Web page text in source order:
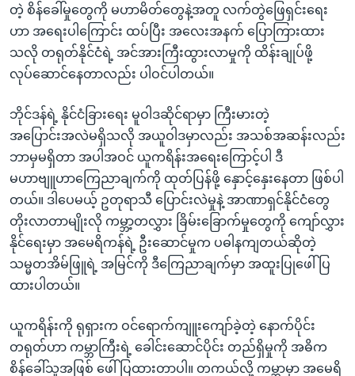
ရန်တဲ့ စိန်ခေါ်မှုတွေကို မဟာမိတ်တွေနဲ့အတူ လက်တွဲဖြေရှင်းရေး
ဟာ အရေးပါကြောင်း ထပ်ပြီး အလေးအနက် ပြောကြားထား
သလို တရုတ်နိုင်ငံရဲ့ အင်အားကြီးထွားလာမှုကို ထိန်းချုပ်ဖို့
လုပ်ဆောင်နေတာလည်း ပါဝင်ပါတယ်။
ဘိုင်ဒန်ရဲ့ နိုင်ငံခြားရေး မူဝါဒဆိုင်ရာမှာ ကြီးမားတဲ့
အပြောင်းအလဲမရှိသလို အယူဝါဒမှာလည်း အသစ်အဆန်းလည်း
ဘာမှမရှိတာ အပါအဝင် ယူကရိန်းအရေးကြောင့်ပါ ဒီ
မဟာဗျူဟာကြေညာချက်ကို ထုတ်ပြန်ဖို့ နှောင့်နှေးနေတာ ဖြစ်ပါ
တယ်။ ဒါပေမယ့် ဥတုရာသီ ပြောင်းလဲမှုနဲ့ အာဏာရှင်နိုင်ငံတွေ
တိုးလာတာမျိုးလို ကမ္ဘာ့တလွှား ခြိမ်းခြောက်မှုတွေကို ကျော်လွှား
နိုင်ရေးမှာ အမေရိကန်ရဲ့ ဦးဆောင်မှုက ပဓါနကျတယ်ဆိုတဲ့
သမ္မတအိမ်ဖြူရဲ့ အမြင်ကို ဒီကြေညာချက်မှာ အထူးပြုဖေါ်ပြ
ထားပါတယ်။
ယူကရိန်းကို ရုရှားက ဝင်ရောက်ကျူးကျော်ခဲ့တဲ့ နောက်ပိုင်း
တရုတ်ဟာ ကမ္ဘာကြီးရဲ့ ခေါင်းဆောင်ပိုင်း တည်ရှိမှုကို အဓိက
စိန်ခေါ်သူအဖြစ် ဖေါ်ပြထားတာပါ။ တကယ်လို့ ကမ္ဘာမှာ အမေရိ